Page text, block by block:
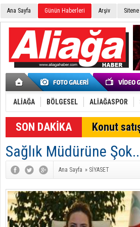
Ana Sayfa Günün Haberleri Arşiv
ALİAĞA BÖLGESEL ALİAĞASPOR
SON DAKİKA Konut
Sağlık Müdürüne
Ana Sayfa » SİYASET